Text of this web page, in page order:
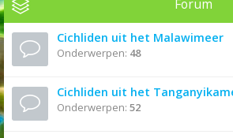
Forum
Cichliden uit het Malawimeer
Onderwerpen: 48
Cichliden uit het
Onderwerpen: 52